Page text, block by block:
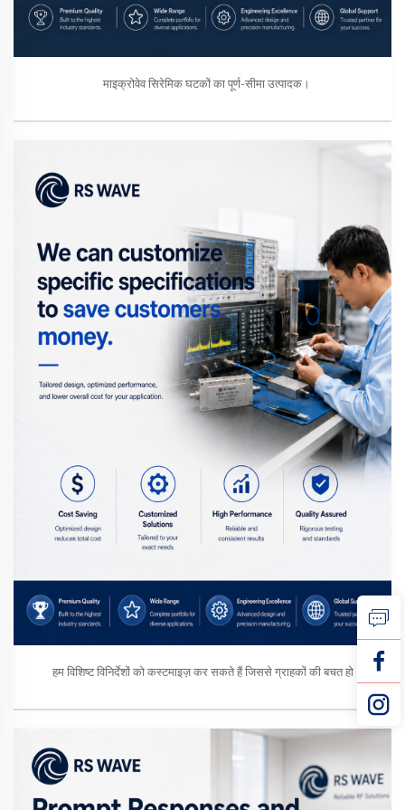
माइक्रोवेव सिरेमिक घटकों का पूर्ण-सीमा उत्पादक।
हम विशिष्ट विनिर्देशों को कस्टमाइज़ कर सकते हैं जिससे ग्राहकों की बचत हो।